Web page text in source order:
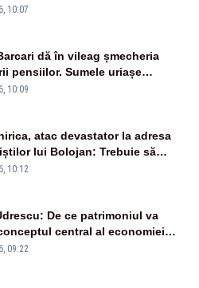
o stâncă și va devia apa
10:07
dă în vileag șmecheria
pensiilor. Sumele uriașe
de fiecare român
10:09
atac devastator la adresa
lui Bolojan: Trebuie să
și natura, dar nu șținem omaneii
10:12
De ce patrimoniul va
central al economiei
09:22